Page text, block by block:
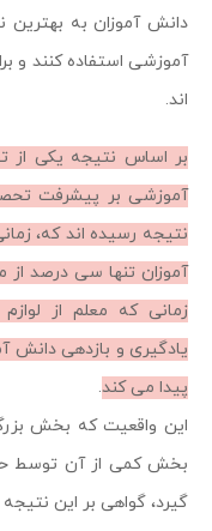
دانش آموزان به بهترین
آموزشی استفاده کنند و
اند.
بر اساس نتیجه یکی از
آموزشی بر پیشرفت
نتیجه رسیده اند که،
آموزان تنها سی درصد از
زمانی که معلم از
پیدا می کند.
این واقعیت که بخش
بخش کمی از آن توسط
گیرد، گواهی بر این